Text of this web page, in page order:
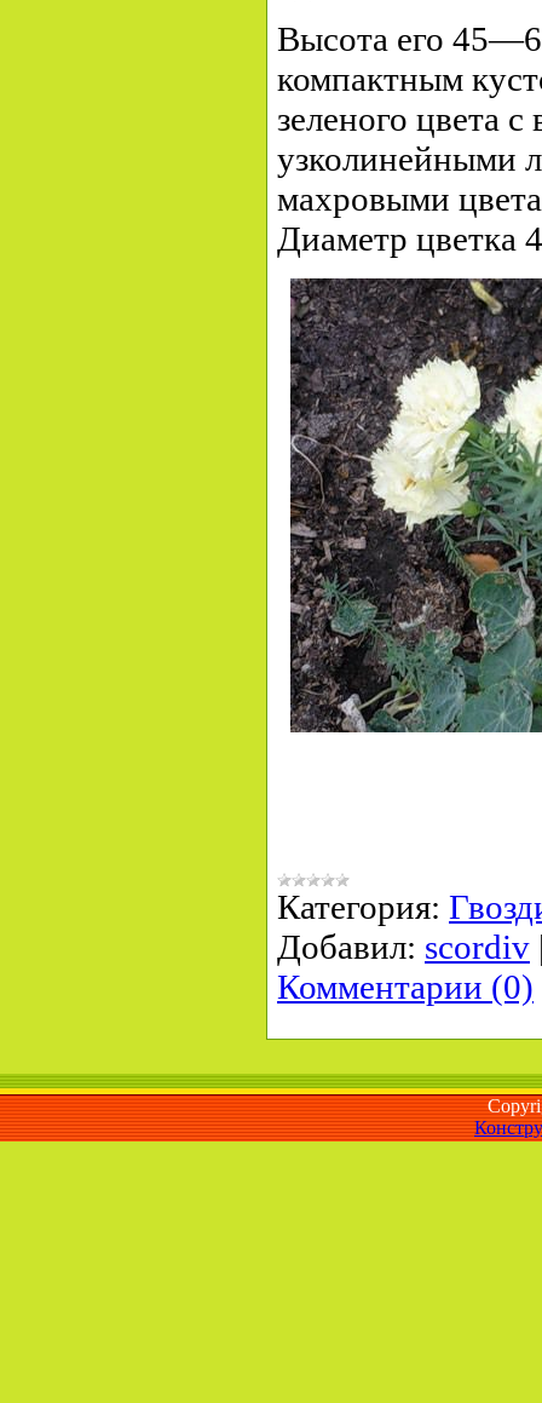
Высота его
компактным
зеленого цвета
узколинейными
махровыми
Диаметр цветка
Категория:
Добавил: scordiv
Комментарии (0)